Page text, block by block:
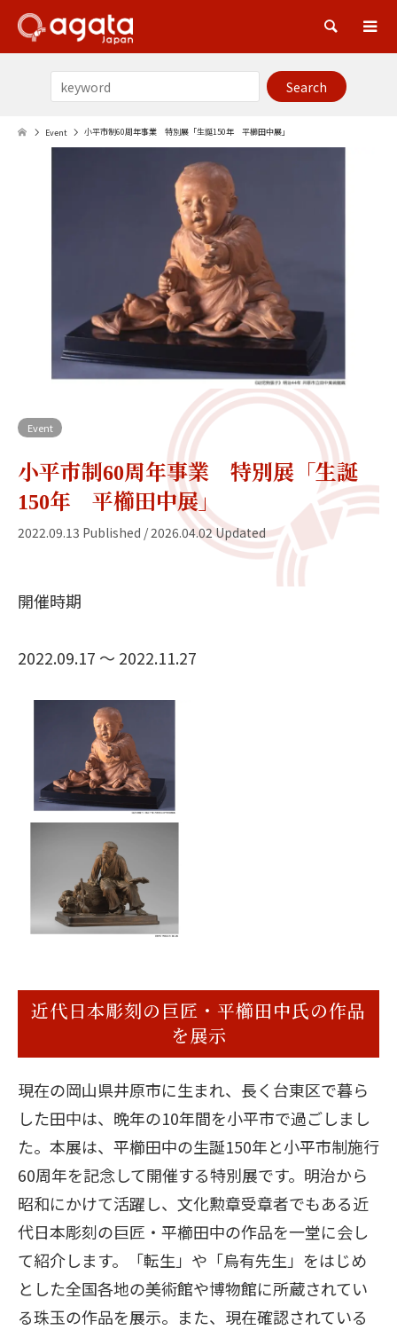
Event 小平市制60周年事業 特別展「生誕150年 平櫛田中展」
Event
小平市制60周年事業 特別展「生誕
150年 平櫛田中展」
2022.09.13 Published / 2026.04.02 Updated
開催時期
2022.09.17 〜 2022.11.27
近代日本彫刻の巨匠・平櫛田中氏の作品
を展示
現在の岡山県井原市に生まれ、長く台東区で暮ら
した田中は、晩年の10年間を小平市で過ごしまし
た。本展は、平櫛田中の生誕150年と小平市制施行
60周年を記念して開催する特別展です。明治から
昭和にかけて活躍し、文化勲章受章者でもある近
代日本彫刻の巨匠・平櫛田中の作品を一堂に会し
て紹介します。「転生」や「烏有先生」をはじめ
とした全国各地の美術館や博物館に所蔵されてい
る珠玉の作品を展示。また、現在確認されている